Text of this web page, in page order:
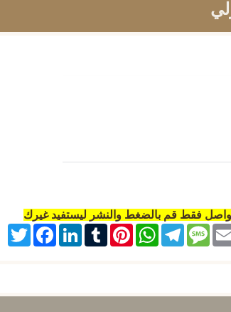
فقط قم بالضغط والنشر ليستفيد غيرك
Twitter
FacebookLinkedInTumblrPinterest
WhatsAppTelegramMessage